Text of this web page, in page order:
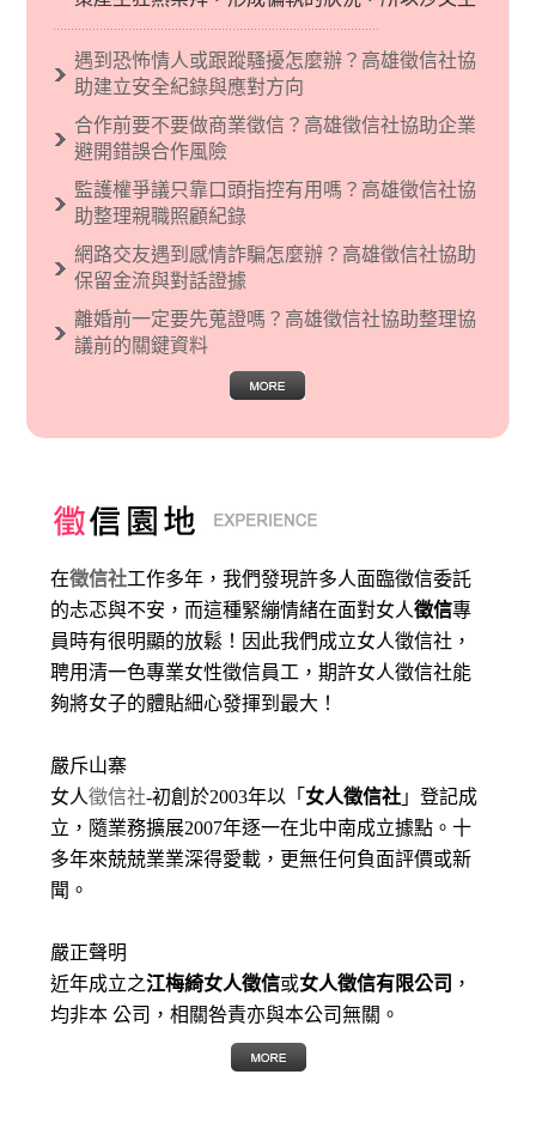
義後來就被拿來暗指偏見和歧視，而且有沙文主
義傾向的人，通常對於自己的國家和民族有超強
烈的卓越感，因而瞧不起其他國家的人，所以沙
現了男性沙文…
遇到恐怖情人或跟蹤騷擾怎麼辦？高雄徵信社協
助建立安全紀錄與應對方向
合作前要不要做商業徵信？高雄徵信社協助企業
避開錯誤合作風險
監護權爭議只靠口頭指控有用嗎？高雄徵信社協
助整理親職照顧紀錄
網路交友遇到感情詐騙怎麼辦？高雄徵信社協助
保留金流與對話證據
離婚前一定要先蒐證嗎？高雄徵信社協助整理協
議前的關鍵資料
在徵信社工作多年，我們發現許多人面臨徵信委託
的忐忑與不安，而這種緊繃情緒在面對女人徵信專
員時有很明顯的放鬆！因此我們成立女人徵信社，
聘用清一色專業女性徵信員工，期許女人徵信社能
夠將女子的體貼細心發揮到最大 ！
嚴斥山寨
女人徵信社-初創於2003年以「 女人徵信社 」登記成
立，隨業務擴展2007年逐一在北中南成立據點。十
多年來兢兢業業深得愛載，更無任何負面評價或新
聞。
嚴正聲明
近年成立之江梅綺女人徵信或女人徵信有限公司 ，
均非本 公司，相關咎責亦與本公司無關。